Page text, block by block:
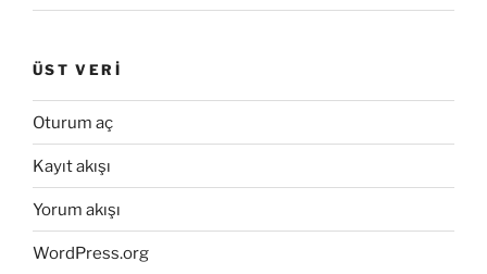
ÜST VERI
Oturum aç
Kayıt akışı
Yorum akışı
WordPress.org